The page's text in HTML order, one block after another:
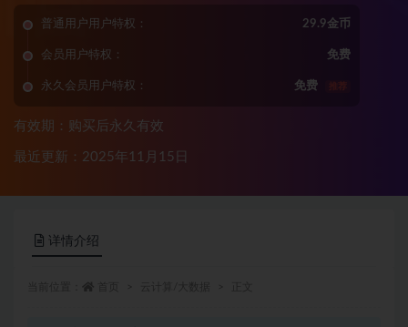
普通用户用户特权： 29.9金币
会员用户特权： 免费
永久会员用户特权： 免费 推荐
有效期：购买后永久有效
最近更新：2025年11月15日
详情介绍